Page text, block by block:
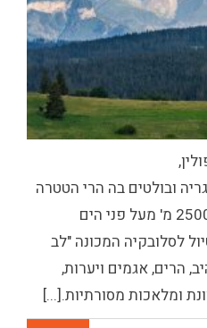
,
ובולטים בה הרי הטטרה
הנישאים, שגובהם מעל 2500 מ' מעל פני הים
לסלובקיה המכונה "לב
הרים, אגמים ויערות,
ומלאכות מסורתיות.[...]